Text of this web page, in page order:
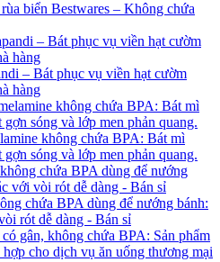
biển Bestwares – Không chứa
– Bát phục vụ viền hạt cườm
hàng
không chứa BPA: Bát mì
sóng và lớp men phản quang.
chứa BPA dùng để nướng bánh:
rót dễ dàng - Bán sỉ